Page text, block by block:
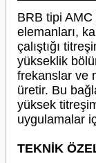
BRB tipi
elemanları,
çalıştığı
yükseklik
frekanslar ve
üretir. Bu
yüksek
uygulamalar
TEKNİK